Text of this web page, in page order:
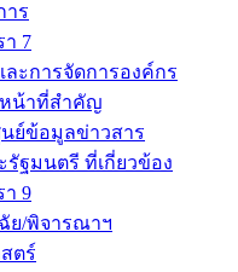
าร
7
ละการจัดการองค์กร
หน้าที่สำคัญ
ย์ข้อมูลข่าวสาร
ฐมนตรี ที่เกี่ยวข้อง
9
ย/พิจารณาฯ
ตร์